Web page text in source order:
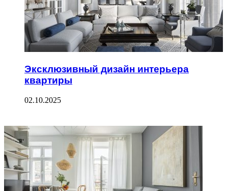
Эксклюзивный дизайн интерьера
квартиры
02.10.2025